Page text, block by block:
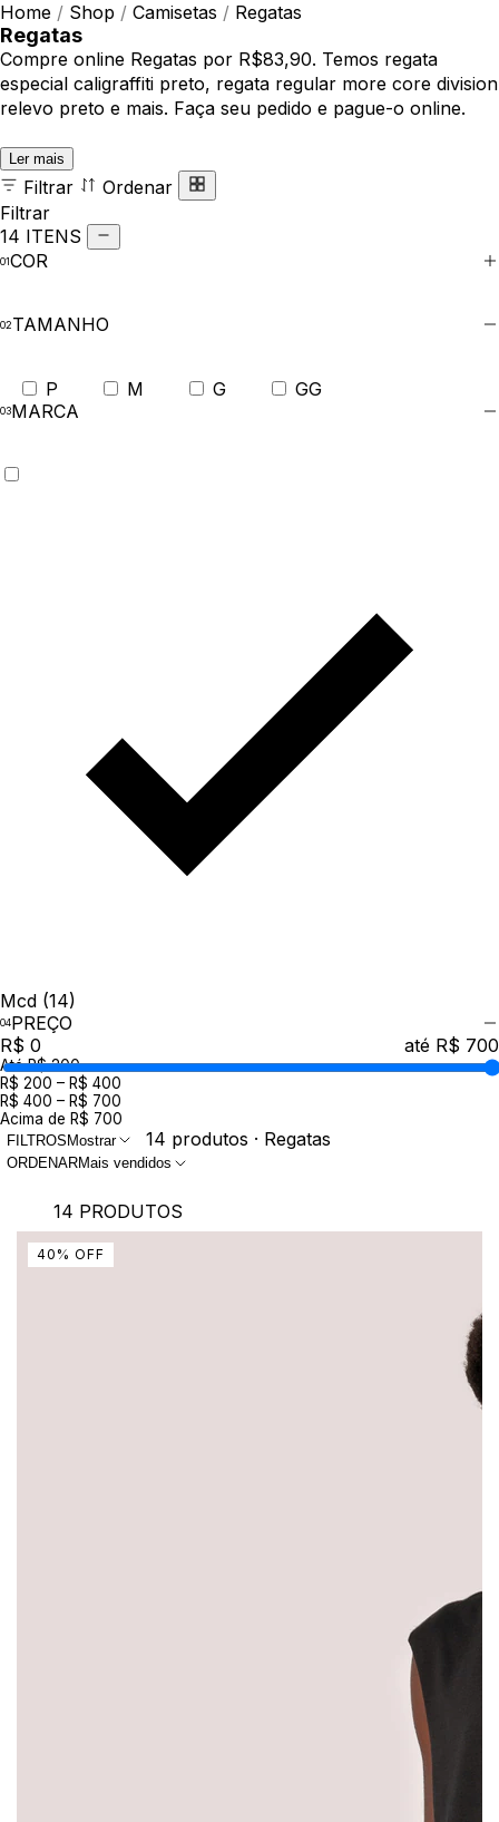
Home / Shop / Camisetas / Regatas
Regatas
Compre online Regatas por R$83,90. Temos regata
especial caligraffiti preto, regata regular more core division
relevo preto e mais. Faça seu pedido e pague-o online.
Ler mais
Filtrar
Ordenar
Filtrar
14 ITENS
COR
TAMANHO
P M G
GG
MARCA
Mcd (14)
PREÇO
R$ 0
até R$ 700
Até R$ 200
R$ 200 – R$ 400
R$ 400 – R$ 700
Acima de R$ 700
FILTROS Mostrar 14 produtos · Regatas
ORDENARMais vendidos
14 PRODUTOS
40 % OFF